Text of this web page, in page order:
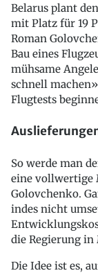
Belarus plant
mit Platz für 19
Roman
Bau eines
mühsame
schnell
Flugtests
So werde man
eine vollwertige
Golovchenko.
indes nicht
die Regierung
Die Idee ist es,